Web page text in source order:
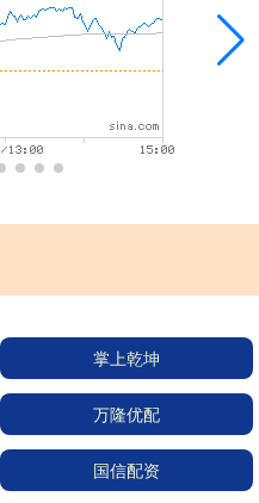
掌上乾坤
万隆优配
国信配资